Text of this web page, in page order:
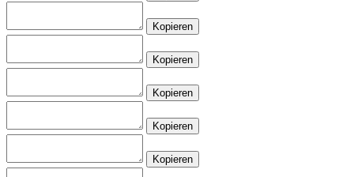
Kopieren
Kopieren
Kopieren
Kopieren
Kopieren